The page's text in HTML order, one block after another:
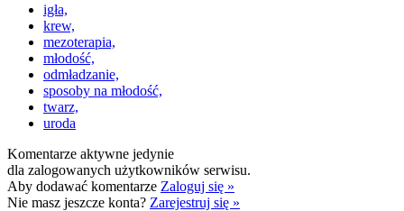
igła,
krew,
mezoterapia,
młodość,
odmładzanie,
sposoby na młodość,
twarz,
uroda
Komentarze aktywne jedynie
dla zalogowanych użytkowników serwisu.
Aby dodawać komentarze Zaloguj się »
Nie masz jeszcze konta? Zarejestruj się »